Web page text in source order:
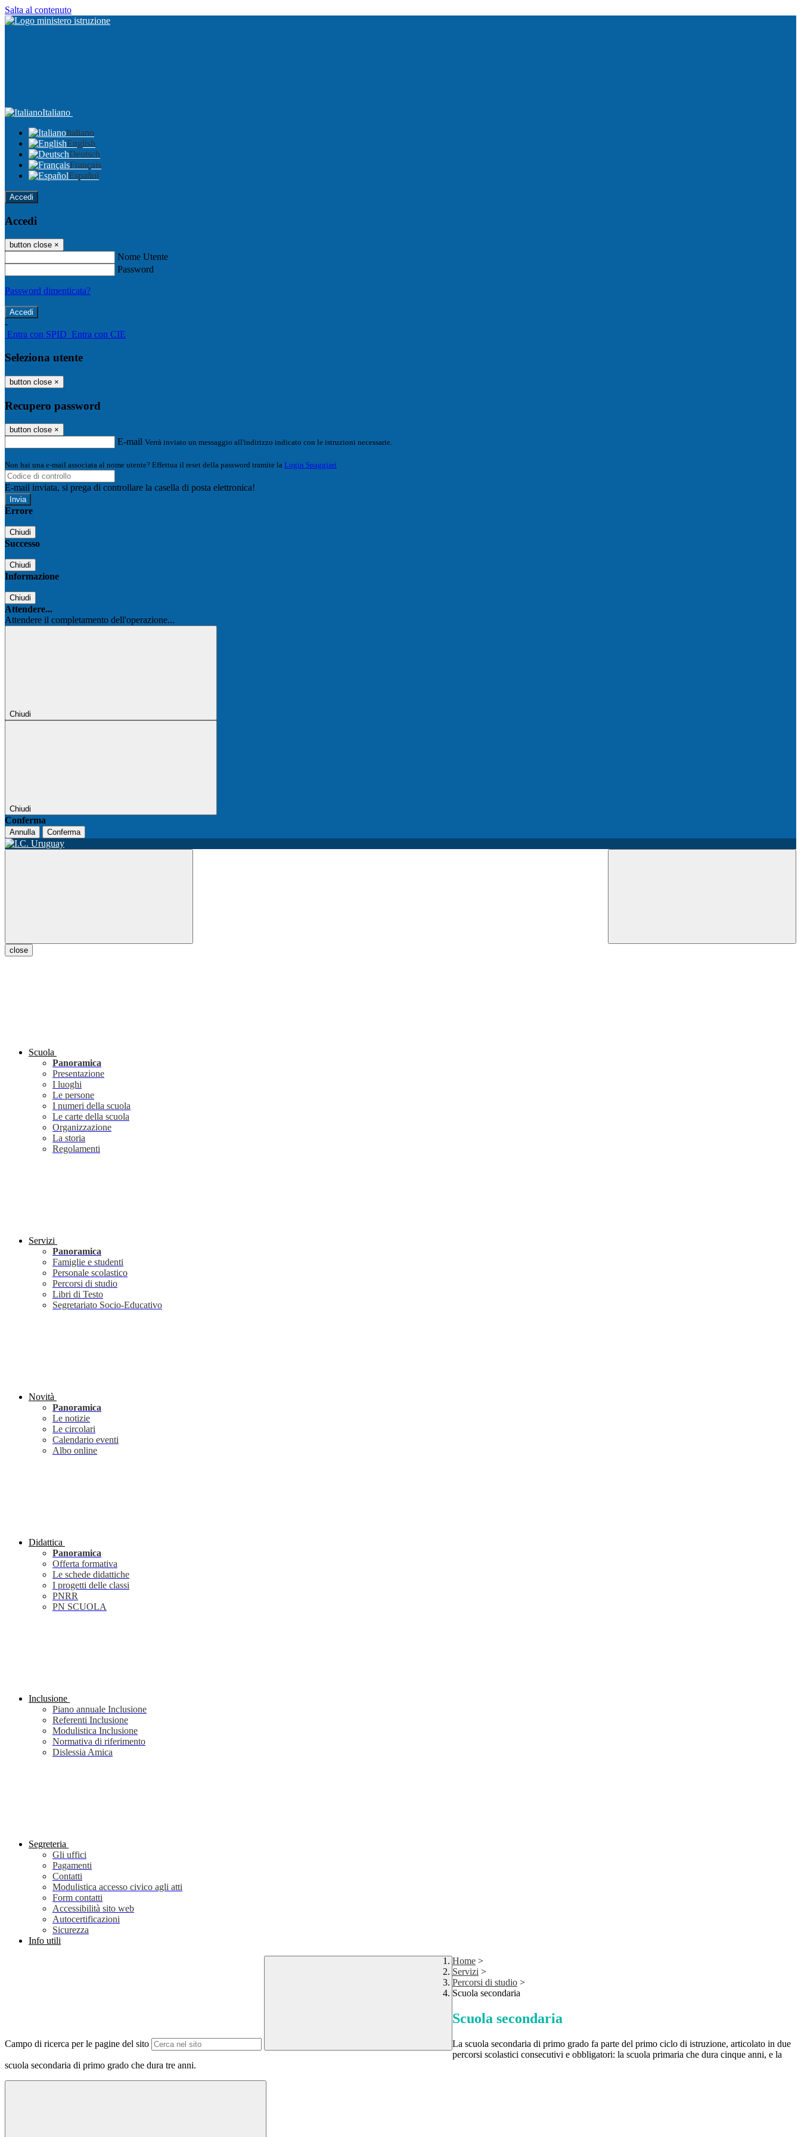
Salta al contenuto
Italiano
Italiano
English
Deutsch
Français
Español
Accedi
Accedi
button close ×
Nome Utente
Password
Password dimenticata?
-
Entra con SPID Entra con CIE
Seleziona utente
button close ×
Recupero password
button close ×
E-mail Verrà inviato un messaggio all'indirizzo indicato con le istruzioni necessarie.
Non hai una e-mail associata al nome utente? Effettua il reset della password tramite la Login Spaggiari
E-mail inviata, si prega di controllare la casella di posta elettronica!
Errore
Chiudi
Successo
Chiudi
Informazione
Chiudi
Attendere...
Attendere il completamento dell'operazione...
Chiudi
Chiudi
Conferma
Annulla Conferma
close
Scuola
Panoramica
Presentazione
I luoghi
Le persone
I numeri della scuola
Le carte della scuola
Organizzazione
La storia
Regolamenti
Servizi
Panoramica
Famiglie e studenti
Personale scolastico
Percorsi di studio
Libri di Testo
Segretariato Socio-Educativo
Novità
Panoramica
Le notizie
Le circolari
Calendario eventi
Albo online
Didattica
Panoramica
Offerta formativa
Le schede didattiche
I progetti delle classi
PNRR
PN SCUOLA
Inclusione
Piano annuale Inclusione
Referenti Inclusione
Modulistica Inclusione
Normativa di riferimento
Dislessia Amica
Segreteria
Gli uffici
Pagamenti
Contatti
Modulistica accesso civico agli atti
Form contatti
Accessibilità sito web
Autocertificazioni
Sicurezza
Info utili
Campo di ricerca per le pagine del sito
Home >
Servizi >
Percorsi di studio >
Scuola secondaria
Scuola secondaria
La scuola secondaria di primo grado fa parte del primo ciclo di istruzione, articolato in due
percorsi scolastici consecutivi e obbligatori: la scuola primaria che dura cinque anni, e la
scuola secondaria di primo grado che dura tre anni.